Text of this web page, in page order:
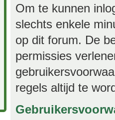
Om te kunnen
slechts enkele
op dit forum. De
permissies
regels altijd te